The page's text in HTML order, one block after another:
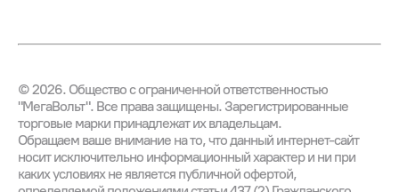
©2026. Общество с ограниченной ответственностью
"МегаВольт". Все права защищены. Зарегистрированные
торговые марки принадлежат их владельцам.
Обращаем ваше внимание на то, что данный интернет-сайт
носит исключительно информационный характер и ни при
каких условиях не является публичной офертой,